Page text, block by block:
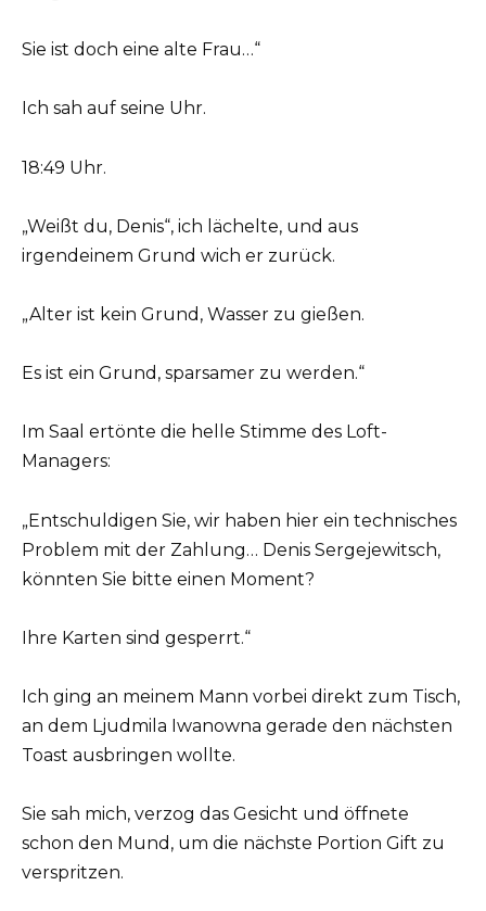
Sie ist doch eine alte Frau…“
Ich sah auf seine Uhr.
18:49 Uhr.
„Weißt du, Denis“, ich lächelte, und aus
irgendeinem Grund wich er zurück.
„Alter ist kein Grund, Wasser zu gießen.
Es ist ein Grund, sparsamer zu werden.“
Im Saal ertönte die helle Stimme des Loft-
Managers:
„Entschuldigen Sie, wir haben hier ein technisches
Problem mit der Zahlung… Denis Sergejewitsch,
könnten Sie bitte einen Moment?
Ihre Karten sind gesperrt.“
Ich ging an meinem Mann vorbei direkt zum Tisch,
an dem Ljudmila Iwanowna gerade den nächsten
Toast ausbringen wollte.
Sie sah mich, verzog das Gesicht und öffnete
schon den Mund, um die nächste Portion Gift zu
verspritzen.